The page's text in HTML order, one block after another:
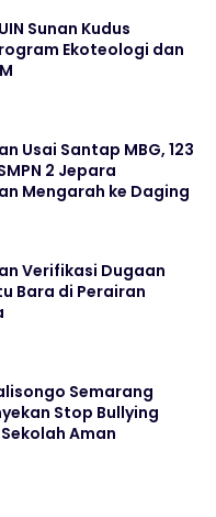
Sunan Kudus
Ekoteologi dan
Usai Santap MBG, 123
2 Jepara
Mengarah ke Daging
Verifikasi Dugaan
Bara di Perairan
Semarang
Stop Bullying
Aman